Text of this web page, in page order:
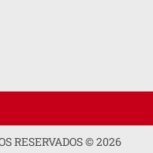
RESERVADOS ©2026